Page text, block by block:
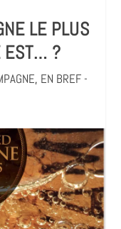
LE PLUS
EST… ?
, EN BREF -